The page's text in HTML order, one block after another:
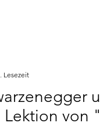
von
Lesezeit